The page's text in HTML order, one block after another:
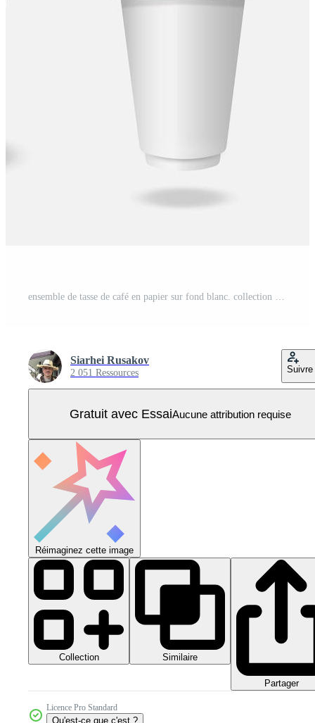
ensemble de tasse de café en papier sur fond blanc. collection maquette de tasse à café 3d. Vecteur Pro
Siarhei Rusakov
2 051 Ressources Suivre
Gratuit avec EssaiAucune attribution requise
Réimaginez cette image
Collection Similaire
Partager
Licence Pro Standard
Qu'est-ce que c'est ?